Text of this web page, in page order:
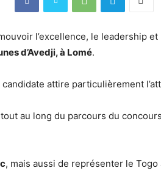
l’excellence, le leadership
d’Avedji, à Lomé.
attire particulièrement
au long du parcours du
, mais aussi de représenter le Togo